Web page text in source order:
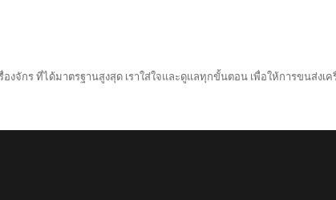
จักร ที่ได้มาตรฐานสูงสุด เราใส่ใจและดูแลทุกขั้นตอน เพื่อให้การขนส่งเค